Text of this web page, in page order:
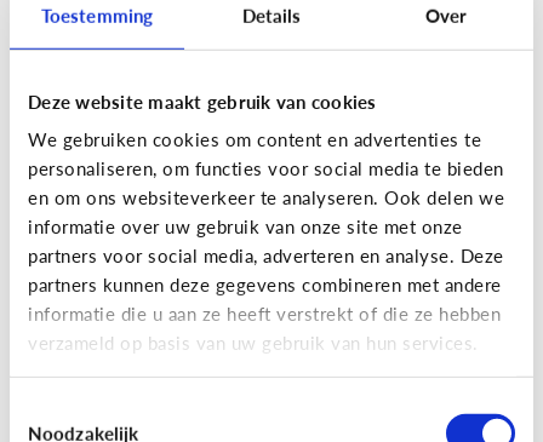
Toestemming Details Over
Deze website maakt gebruik van cookies
We gebruiken cookies om content en advertenties te
personaliseren, om functies voor social media te bieden
en om ons websiteverkeer te analyseren. Ook delen we
informatie over uw gebruik van onze site met onze
partners voor social media, adverteren en analyse. Deze
partners kunnen deze gegevens combineren met andere
informatie die u aan ze heeft verstrekt of die ze hebben
verzameld op basis van uw gebruik van hun services.
Noodzakelijk
Geef je kind een duwtje in de rug met deze leuke
apps tegen verveling, waar ze op eigen houtje
Fun met media
Fun met foto’s: zo boost je de
creativiteit van je kind